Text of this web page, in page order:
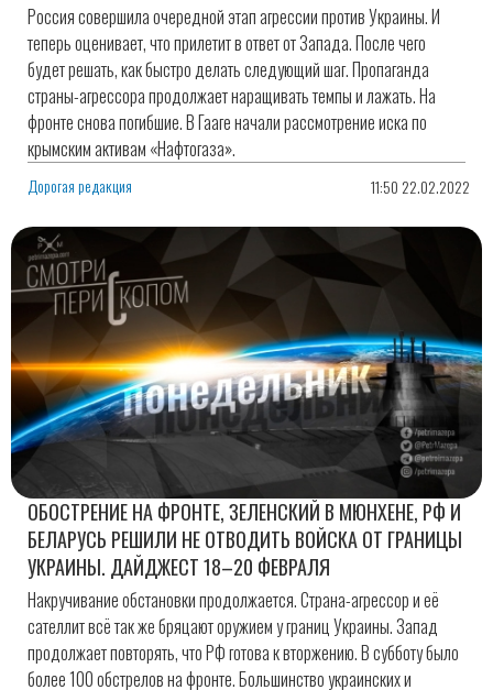
Россия совершила очередной этап агрессии против Украины. И
теперь оценивает, что прилетит в ответ от Запада. После чего
будет решать, как быстро делать следующий шаг. Пропаганда
страны-агрессора продолжает наращивать темпы и лажать. На
фронте снова погибшие. В Гааге начали рассмотрение иска по
крымским активам «Нафтогаза».
Дорогая редакция 11:50 22.02.2022
ОБОСТРЕНИЕ НА ФРОНТЕ, ЗЕЛЕНСКИЙ В МЮНХЕНЕ, РФ И
БЕЛАРУСЬ РЕШИЛИ НЕ ОТВОДИТЬ ВОЙСКА ОТ ГРАНИЦЫ
УКРАИНЫ. ДАЙДЖЕСТ 18–20 ФЕВРАЛЯ
Накручивание обстановки продолжается. Страна-агрессор и её
сателлит всё так же бряцают оружием у границ Украины. Запад
продолжает повторять, что РФ готова к вторжению. В субботу было
более 100 обстрелов на фронте. Большинство украинских и